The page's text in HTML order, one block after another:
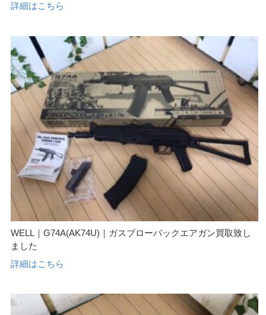
詳細はこちら
WELL｜G74A(AK74U)｜ガスブローバックエアガン買取致し
ました
詳細はこちら